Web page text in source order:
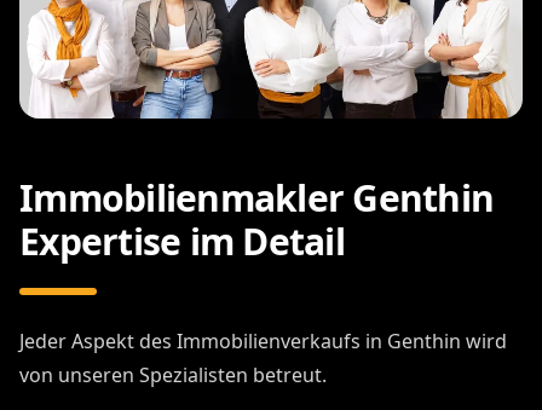
Immobilienmakler Genthin
Expertise im Detail
Jeder Aspekt des Immobilienverkaufs in Genthin wird
von unseren Spezialisten betreut.